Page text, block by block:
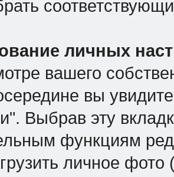
личных
вашего
вы
Выбрав эту
функциям
личное